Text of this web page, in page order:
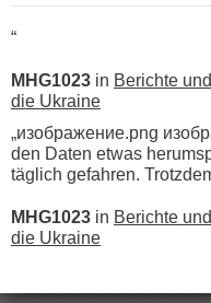
“
MHG1023 in Berichte
die Ukraine
„изображение.png
den Daten etwas
täglich gefahren.
MHG1023 in Berichte
die Ukraine